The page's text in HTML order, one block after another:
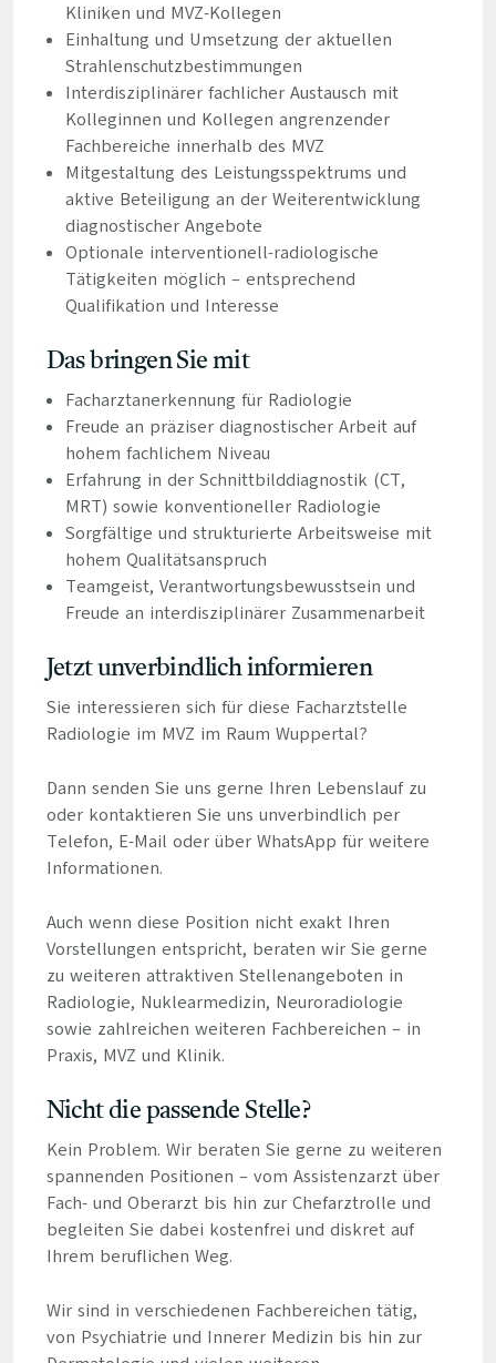
Kliniken und MVZ-Kollegen
Einhaltung und Umsetzung der aktuellen
Strahlenschutzbestimmungen
Interdisziplinärer fachlicher Austausch mit
Kolleginnen und Kollegen angrenzender
Fachbereiche innerhalb des MVZ
Mitgestaltung des Leistungsspektrums und
aktive Beteiligung an der Weiterentwicklung
diagnostischer Angebote
Optionale interventionell-radiologische
Tätigkeiten möglich – entsprechend
Qualifikation und Interesse
Das bringen Sie mit
Facharztanerkennung für Radiologie
Freude an präziser diagnostischer Arbeit auf
hohem fachlichem Niveau
Erfahrung in der Schnittbilddiagnostik (CT,
MRT) sowie konventioneller Radiologie
Sorgfältige und strukturierte Arbeitsweise mit
hohem Qualitätsanspruch
Teamgeist, Verantwortungsbewusstsein und
Freude an interdisziplinärer Zusammenarbeit
Jetzt unverbindlich informieren
Sie interessieren sich für diese Facharztstelle
Radiologie im MVZ im Raum Wuppertal?
Dann senden Sie uns gerne Ihren Lebenslauf zu
oder kontaktieren Sie uns unverbindlich per
Telefon, E-Mail oder über WhatsApp für weitere
Informationen.
Auch wenn diese Position nicht exakt Ihren
Vorstellungen entspricht, beraten wir Sie gerne
zu weiteren attraktiven Stellenangeboten in
Radiologie, Nuklearmedizin, Neuroradiologie
sowie zahlreichen weiteren Fachbereichen – in
Praxis, MVZ und Klinik.
Nicht die passende Stelle?
Kein Problem. Wir beraten Sie gerne zu weiteren
spannenden Positionen – vom Assistenzarzt über
Fach- und Oberarzt bis hin zur Chefarztrolle und
begleiten Sie dabei kostenfrei und diskret auf
Ihrem beruflichen Weg.
Wir sind in verschiedenen Fachbereichen tätig,
von Psychiatrie und Innerer Medizin bis hin zur